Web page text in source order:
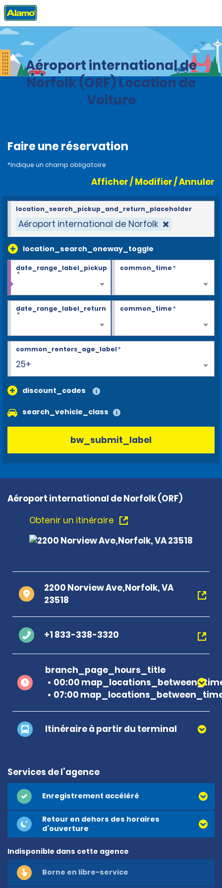
Accueil Agences Virginia
Aéroport international de
Norfolk (ORF) Location de
Voiture
Faire une réservation
*Indique un champ obligatoire
Afficher / Modifier / Annuler
Aéroport international de Norfolk
location_search_oneway_toggle
location_search_pickup_and_return_placeholder
date_range_label_pickup
*
common_time*
date_range_label_return
*
common_time*
25+
common_renters_age_label*
discount_codes
search_vehicle_class
bw_submit_label
Aéroport international de Norfolk (ORF)
Obtenir un itinéraire
2200 Norview Ave,Norfolk, VA
23518
+1 833-338-3320
branch_page_hours_title
00:00
07:00
Itinéraire à partir du terminal
Services de l’agence
Enregistrement accéléré
Retour en dehors des horaires
d’ouverture
Indisponible dans cette agence
Borne en libre-service